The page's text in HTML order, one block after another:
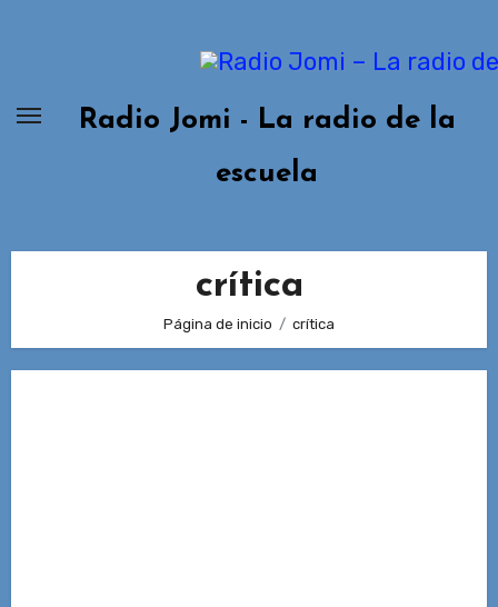
Radio Jomi - La radio de la
escuela
crítica
Página de inicio crítica